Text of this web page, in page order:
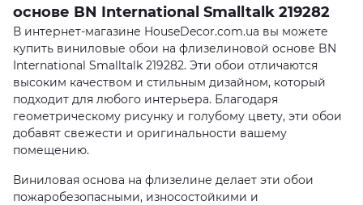
основе BN International Smalltalk 219282
В интернет-магазине HouseDecor.com.ua вы можете
купить виниловые обои на флизелиновой основе BN
International Smalltalk 219282. Эти обои отличаются
высоким качеством и стильным дизайном, который
подходит для любого интерьера. Благодаря
геометрическому рисунку и голубому цвету, эти обои
добавят свежести и оригинальности вашему
помещению.
Виниловая основа на флизелине делает эти обои
пожаробезопасными, износостойкими и